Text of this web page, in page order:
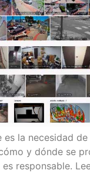
es la necesidad
y dónde se
responsable.